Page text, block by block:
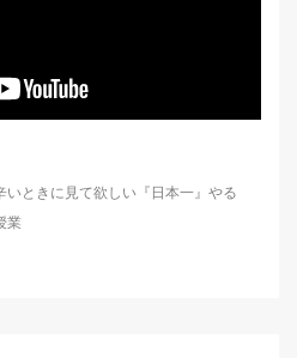
ときに見て欲しい『日本一』やる
業